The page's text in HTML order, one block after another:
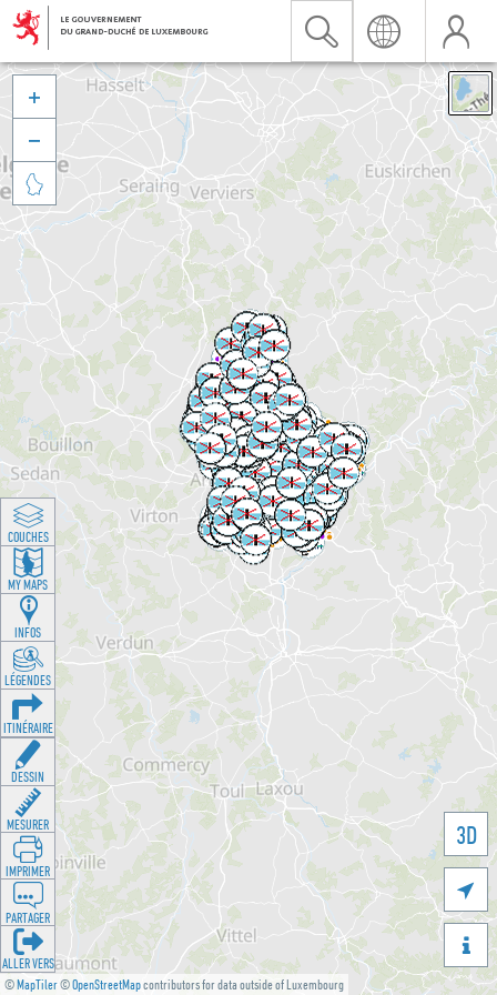
©MapTiler©OpenStreetMapcontributors for data outside of Luxembourg
3D





COUCHES
MY MAPS
INFOS
LÉGENDES
ITINÉRAIRE
DESSIN
MESURER
IMPRIMER
PARTAGER
ALLER VERS